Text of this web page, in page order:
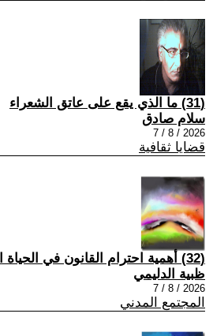
(31) ما الذي يقع على عاتق الشعراء
سلام صادق
2026 / 8 / 7
قضايا ثقافية
(32) أهمية احترام القانون في الحياة اليومية
ظبية الدليمي
2026 / 8 / 7
المجتمع المدني